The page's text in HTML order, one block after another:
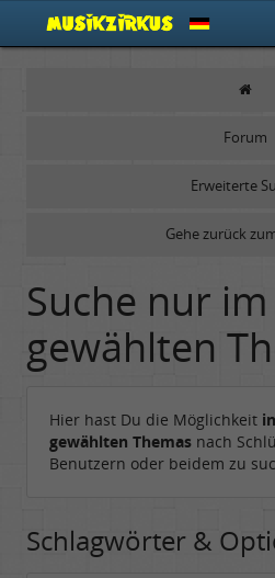
Forum
Erweiterte
Gehe zurück
Suche nur im
gewählten
Hier hast Du die Möglichkeit
gewählten Themas nach
Benutzern oder beidem zu
Schlagwörter &